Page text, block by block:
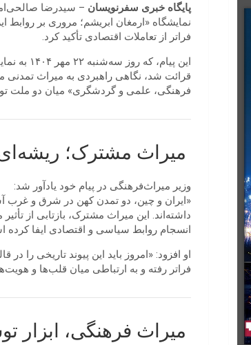
پایگاه خبری سفرنویسان – سیدرضا
نمایشگاه «ارمغان ابریشم؛ مروری بر روابط
فراتر از تعاملات اقتصادی تأکید کرد.
این پیام، که روز سه‌شنبه ۲۲ مهر ۱۴۰۴ به نمایندگی از وزیر توسط
قرائت شد، نگاهی راهبردی به میراث
فرهنگی، علمی و گردشگری» میان دو ملت
میراث مشترک؛ ریشه‌ای
وزیر میراث‌فرهنگی در پیام خود یادآور شد:
«ایران و چین، دو تمدن کهن در شرق و غرب
داشته‌اند. این میراث مشترک، بازتابی از
انسجام روابط سیاسی و اقتصادی ایفا کرده
او افزود: «امروز باید این پیوند تاریخی را در
فراتر رفته و به ارتباطی میان قلب‌ها و
میراث فرهنگی، ابزار